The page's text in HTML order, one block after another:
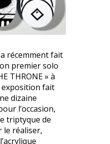
a récemment fait
premier solo
THRONE » à
exposition fait
dizaine
l’occasion,
triptyque de
le réaliser,